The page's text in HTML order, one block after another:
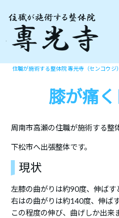
住職が施術する整体院 專光寺（センコウジ）
膝が痛
周南市高瀬の住職が施術する整
下松市へ出張整体です。
現状
左膝の曲がりは約90度、伸ばす
右はの曲がりは約140度、伸ば
この程度の伸び、曲げしか出来